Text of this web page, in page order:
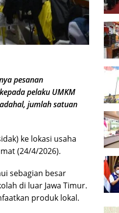
pesanan
pelaku UMKM
jumlah satuan
ke lokasi usaha
(24/4/2026).
sebagian besar
di luar Jawa Timur.
produk lokal.